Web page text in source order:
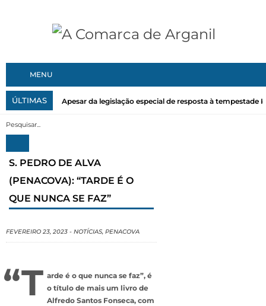
MENU
ÚLTIMAS Apesar da legislação especial de resposta à tempestade
S. PEDRO DE ALVA
(PENACOVA): “TARDE É O
QUE NUNCA SE FAZ”
FEVEREIRO 23, 2023 - NOTÍCIAS, PENACOVA
“T arde é o que nunca se faz”, é
o título de mais um livro de
Alfredo Santos Fonseca, com